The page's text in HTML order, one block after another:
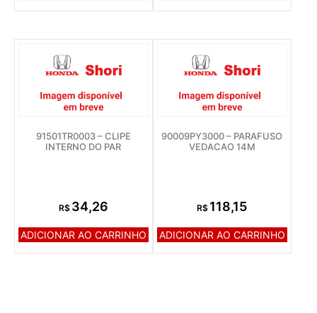
91501TR0003 – CLIPE
INTERNO DO PAR
R$ 34,26
ADICIONAR AO CARRINHO
90009PY3000 – PARAFUSO
VEDACAO 14M
R$ 118,15
ADICIONAR AO CARRINHO